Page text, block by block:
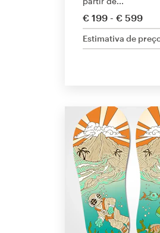
€ 199 - € 599
Estimativa de
Design de logotipos
Cartão de visita
Manual de identidade da marca